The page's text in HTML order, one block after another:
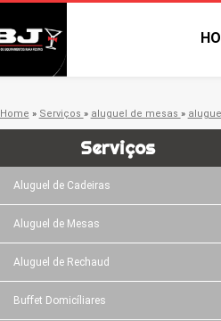
Home » Serviços » aluguel de mesas »
Serviços
Aluguel de Cadeiras
Aluguel de Mesas
Aluguel de Rechaud
Buffet Domicíliares